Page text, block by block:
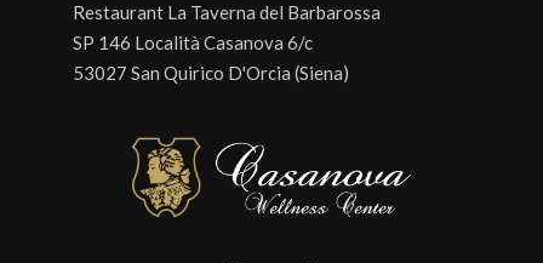
Restaurant La Taverna del Barbarossa
SP 146 Località Casanova 6/c
53027 San Quirico D'Orcia (Siena)